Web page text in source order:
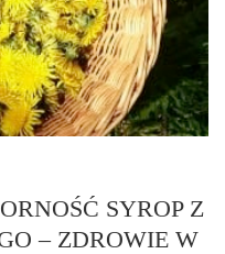
SYROP Z
– ZDROWIE W